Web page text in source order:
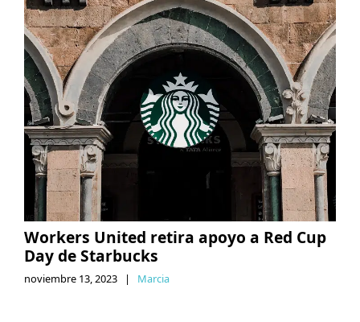
Workers United retira apoyo a Red Cup
Day de Starbucks
noviembre 13, 2023 | Marcia